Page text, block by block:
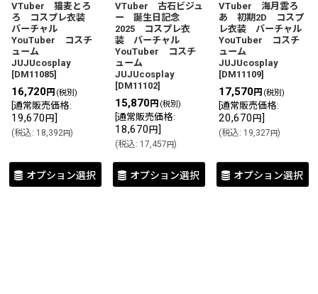
VTuber 猫麦とろ
ろ コスプレ衣装
バーチャル
YouTuber コスチ
ューム
JUJUcosplay
[DM11085]
16,720円 (税別)
通常販売価格:
19,670 円]
(税込: 18,392円)
オプション選択
VTuber 古石ビジュ
ー 誕生日記念
2025 コスプレ衣
装 バーチャル
YouTuber コスチ
ューム
JUJUcosplay
[DM11102]
15,870円 (税別)
通常販売価格:
18,670 円]
(税込: 17,457円)
オプション選択
VTuber 海月雲ろ
あ 初期2D コスプ
レ衣装 バーチャル
YouTuber コスチ
ューム
JUJUcosplay
[DM11109]
17,570円 (税別)
通常販売価格:
20,670 円]
(税込: 19,327円)
オプション選択